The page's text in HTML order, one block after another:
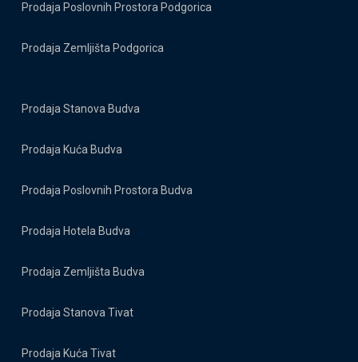
Prodaja Poslovnih Prostora Podgorica
Prodaja Zemljišta Podgorica
Prodaja Stanova Budva
Prodaja Kuća Budva
Prodaja Poslovnih Prostora Budva
Prodaja Hotela Budva
Prodaja Zemljišta Budva
Prodaja Stanova Tivat
Prodaja Kuća Tivat